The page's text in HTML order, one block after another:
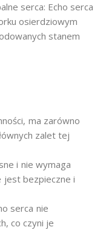
serca: Echo serca
osierdziowym
stanem
ma zarówno
zalet tej
i nie wymaga
jest bezpieczne i
serca nie
co czyni je